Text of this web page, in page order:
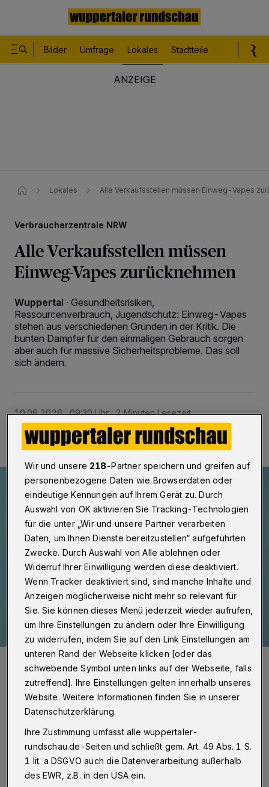
Bilder Umfrage Lokales Stadtteile
Lokales Alle Verkaufsstellen müssen Einweg-Vapes
Verbraucherzentrale NRW
Alle Verkaufsstellen müssen
Einweg-Vapes zurücknehmen
Wuppertal · Gesundheitsrisiken,
Ressourcenverbrauch, Jugendschutz: Einweg-Vapes
stehen aus verschiedenen Gründen in der Kritik. Die
bunten Dampfer für den einmaligen Gebrauch sorgen
aber auch für massive Sicherheitsprobleme. Das soll
sich ändern.
10.06.2026 , 09:30 Uhr 2 Minuten Lesezeit
Sie müssen von den Verkäuferinnen und Verkäufern später entsorgt
werden.
Foto: VZ NRW/adpic
„Die in den Geräten enthaltenen Lithium-
Ionen-Akkus verursachen immer wieder
Wir und unsere 218-Partner speichern und greifen auf
personenbezogene Daten wie Browserdaten oder
eindeutige Kennungen auf Ihrem Gerät zu. Durch
Auswahl von OK aktivieren Sie Tracking-Technologien
für die unter „Wir und unsere Partner verarbeiten
Daten, um Ihnen Dienste bereitzustellen“ aufgeführten
Zwecke. Durch Auswahl von Alle ablehnen oder
Widerruf Ihrer Einwilligung werden diese deaktiviert.
Wenn Tracker deaktiviert sind, sind manche Inhalte und
Anzeigen möglicherweise nicht mehr so relevant für
Sie. Sie können dieses Menü jederzeit wieder aufrufen,
um Ihre Einstellungen zu ändern oder Ihre Einwilligung
zu widerrufen, indem Sie auf den Link Einstellungen am
unteren Rand der Webseite klicken [oder das
schwebende Symbol unten links auf der Webseite, falls
zutreffend]. Ihre Einstellungen gelten innerhalb unseres
Website. Weitere Informationen finden Sie in unserer
Datenschutzerklärung.
Ihre Zustimmung umfasst alle wuppertaler-
rundschau.de-Seiten und schließt gem. Art. 49 Abs. 1 S.
1 lit. a DSGVO auch die Datenverarbeitung außerhalb
des EWR, z.B. in den USA ein.